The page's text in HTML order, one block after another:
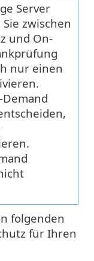
Server
zwischen
und On-
nur einen
folgenden
für Ihren